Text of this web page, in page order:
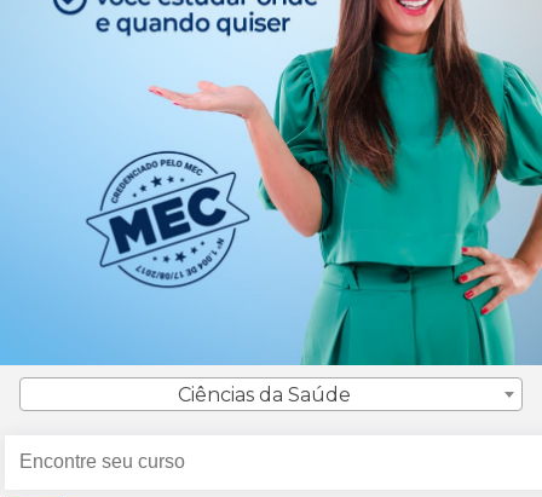
Ciências da Saúde